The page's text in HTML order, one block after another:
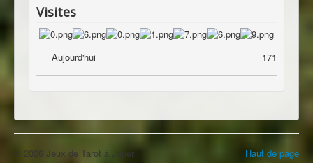
Visites
Aujourd'hui 171
Haut de page
© 2026 Jeux de Tarot à Jouer